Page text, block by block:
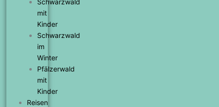
mit
Kinder
Schwarzwald
im
Winter
Pfälzerwald
mit
Kinder
Reisen